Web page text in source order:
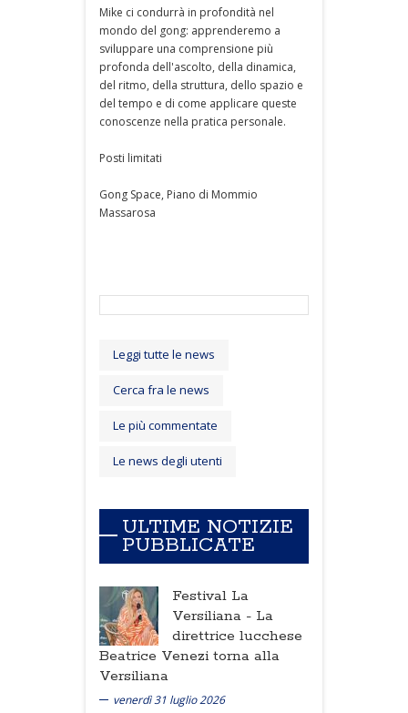
Mike ci condurrà in profondità nel
mondo del gong: apprenderemo a
sviluppare una comprensione più
profonda dell'ascolto, della dinamica,
del ritmo, della struttura, dello spazio e
del tempo e di come applicare queste
conoscenze nella pratica personale.
Posti limitati
Gong Space, Piano di Mommio
Massarosa
Leggi tutte le news
Cerca fra le news
Le più commentate
Le news degli utenti
ULTIME NOTIZIE
PUBBLICATE
Festival La
Versiliana - La
direttrice lucchese
Beatrice Venezi torna alla
Versiliana
venerdì 31 luglio 2026